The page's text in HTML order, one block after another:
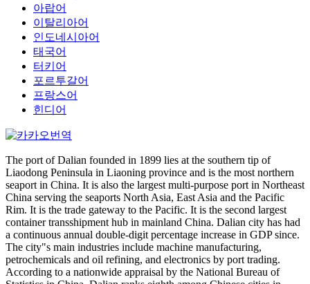
아랍어
이탈리아어
인도네시아어
태국어
터키어
포르투갈어
프랑스어
힌디어
The port of Dalian founded in 1899 lies at the southern tip of
Liaodong Peninsula in Liaoning province and is the most northern
seaport in China. It is also the largest multi-purpose port in Northeast
China serving the seaports North Asia, East Asia and the Pacific
Rim. It is the trade gateway to the Pacific. It is the second largest
container transshipment hub in mainland China. Dalian city has had
a continuous annual double-digit percentage increase in GDP since.
The city"s main industries include machine manufacturing,
petrochemicals and oil refining, and electronics by port trading.
According to a nationwide appraisal by the National Bureau of